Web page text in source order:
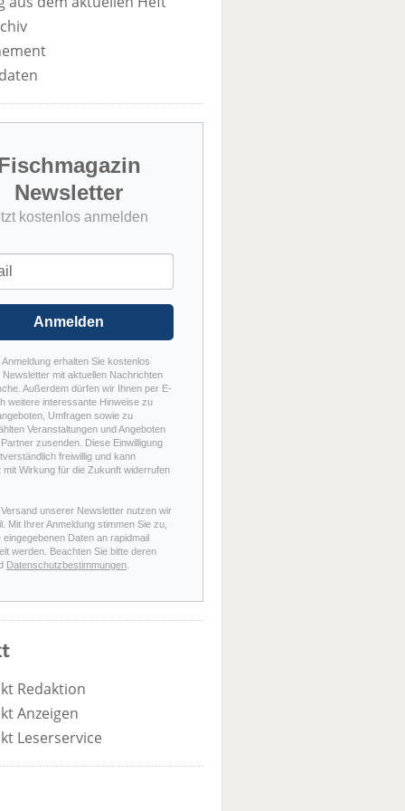
Newsletter
kostenlos anmelden
Anmelden
Anmeldung erhalten Sie kostenlos
Newsletter mit aktuellen Nachrichten
Außerdem dürfen wir Ihnen per E-
weitere interessante Hinweise zu
Umfragen sowie zu
Veranstaltungen und Angeboten
zusenden. Diese Einwilligung
freiwillig und kann
mit Wirkung für die Zukunft widerrufen
Versand unserer Newsletter nutzen wir
Mit Ihrer Anmeldung stimmen Sie zu,
eingegebenen Daten an rapidmail
werden. Beachten Sie bitte deren
Datenschutzbestimmungen
Redaktion
Anzeigen
Leserservice